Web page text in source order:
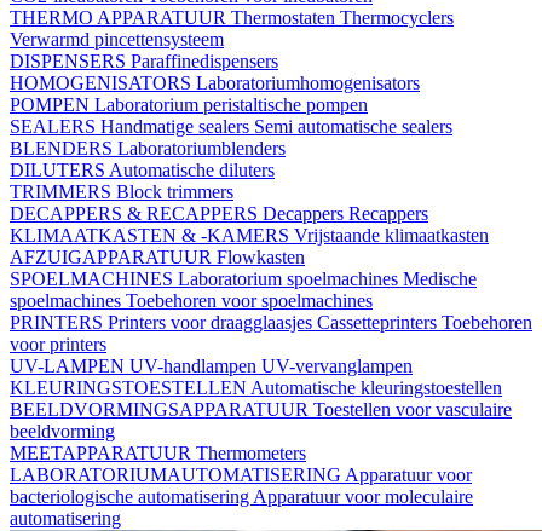
THERMO APPARATUUR Thermostaten Thermocyclers
Verwarmd pincettensysteem
DISPENSERS Paraffinedispensers
HOMOGENISATORS Laboratoriumhomogenisators
POMPEN Laboratorium peristaltische pompen
SEALERS Handmatige sealers Semi automatische sealers
BLENDERS Laboratoriumblenders
DILUTERS Automatische diluters
TRIMMERS Block trimmers
DECAPPERS & RECAPPERS Decappers Recappers
KLIMAATKASTEN & -KAMERS Vrijstaande klimaatkasten
AFZUIGAPPARATUUR Flowkasten
SPOELMACHINES Laboratorium spoelmachines Medische
spoelmachines Toebehoren voor spoelmachines
PRINTERS Printers voor draagglaasjes Cassetteprinters Toebehoren
voor printers
UV-LAMPEN UV-handlampen UV-vervanglampen
KLEURINGSTOESTELLEN Automatische kleuringstoestellen
BEELDVORMINGSAPPARATUUR Toestellen voor vasculaire
beeldvorming
MEETAPPARATUUR Thermometers
LABORATORIUMAUTOMATISERING Apparatuur voor
bacteriologische automatisering Apparatuur voor moleculaire
automatisering